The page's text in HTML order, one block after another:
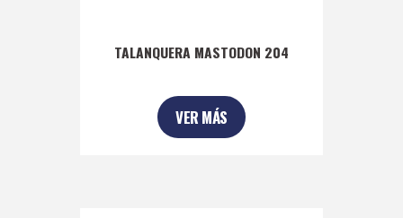
TALANQUERA MASTODON 204
VER MÁS